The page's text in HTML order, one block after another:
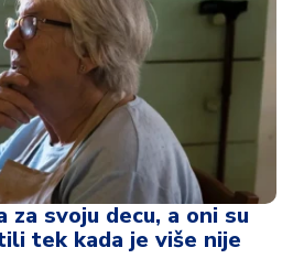
za svoju decu, a oni su
tek kada je više nije